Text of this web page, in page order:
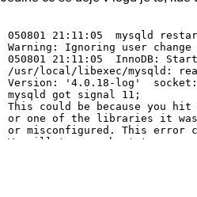
050801 21:11:05  mysqld
Warning: Ignoring user
050801 21:11:05  InnoDB:
/usr/local/libexec/mysqld:
Version: '4.0.18-log'
mysqld got signal 11;
This could be because you
or one of the libraries it
or misconfigured. This error
We will try our best to